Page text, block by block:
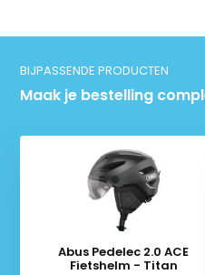
BIJPASSENDE PRODUCTEN
Maak je bestelling
Abus Pedelec 2.0 ACE
Fietshelm - Titan